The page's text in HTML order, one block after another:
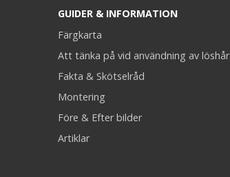
GUIDER & INFORMATION
Färgkarta
Att tänka på vid användning av löshår
Fakta & Skötselråd
Montering
Före & Efter bilder
Artiklar